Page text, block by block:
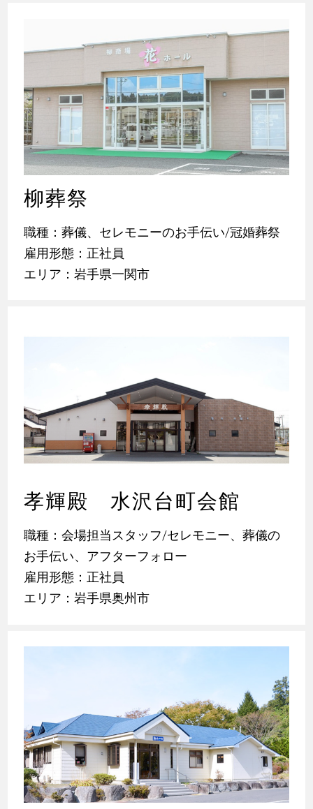
柳葬祭
職種：葬儀、セレモニーのお手伝い/冠婚葬祭
雇用形態：正社員
エリア：岩手県一関市
孝輝殿 水沢台町会館
職種：会場担当スタッフ/セレモニー、葬儀の
お手伝い、アフターフォロー
雇用形態：正社員
エリア：岩手県奥州市